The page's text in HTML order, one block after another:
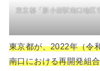
東京都「新小岩駅南口地
東京都が、2022年（令
南口における再開発組